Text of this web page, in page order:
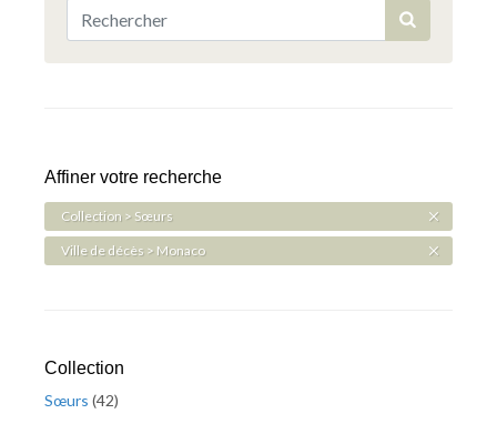
Affiner votre recherche
Collection > Sœurs
Ville de décès > Monaco
Collection
Sœurs (42)